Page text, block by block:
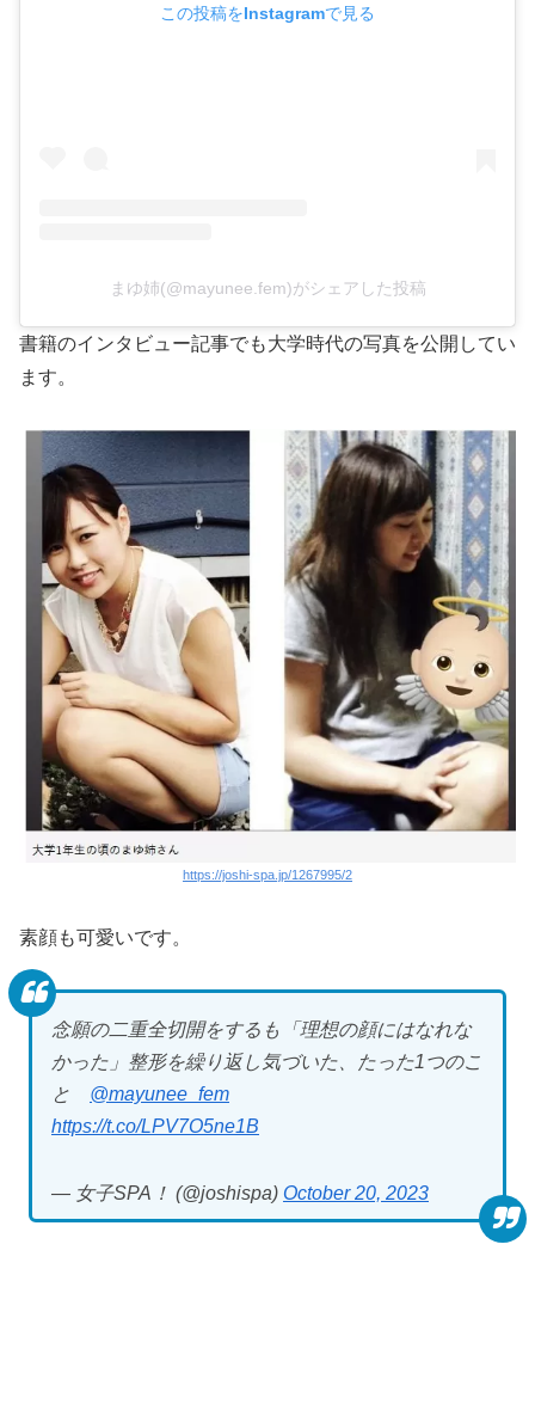
この投稿をInstagramで見る
まゆ姉(@mayunee.fem)がシェアした投稿
書籍のインタビュー記事でも大学時代の写真を公開してい
ます。
https://joshi-spa.jp/1267995/2
素顔も可愛いです。
念願の二重全切開をするも「理想の顔にはなれな
かった」整形を繰り返し気づいた、たった1つのこ
と @mayunee_fem
https://t.co/LPV7O5ne1B
— 女子SPA！ (@joshispa) October 20, 2023